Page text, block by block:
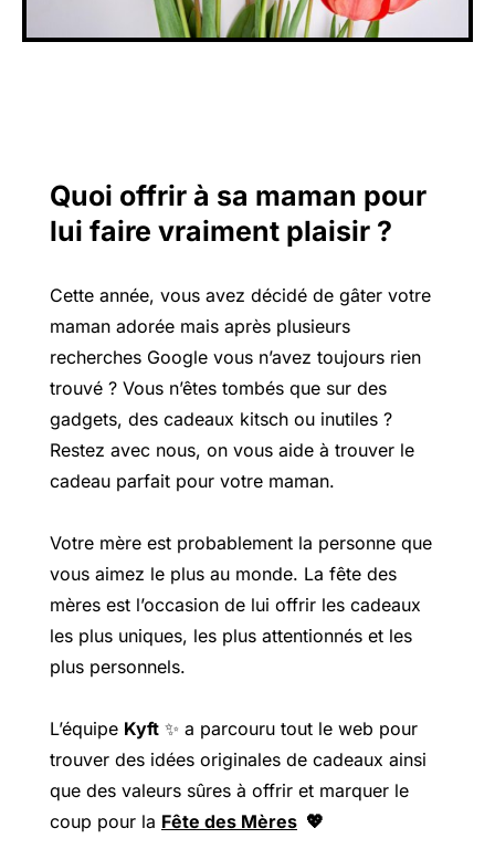
Quoi offrir à sa maman pour
lui faire vraiment plaisir ?
Cette année, vous avez décidé de gâter votre
maman adorée mais après plusieurs
recherches Google vous n’avez toujours rien
trouvé ? Vous n’êtes tombés que sur des
gadgets, des cadeaux kitsch ou inutiles ?
Restez avec nous, on vous aide à trouver le
cadeau parfait pour votre maman.
Votre mère est probablement la personne que
vous aimez le plus au monde. La fête des
mères est l’occasion de lui offrir les cadeaux
les plus uniques, les plus attentionnés et les
plus personnels.
L’équipe Kyft ✨ a parcouru tout le web pour
trouver des idées originales de cadeaux ainsi
que des valeurs sûres à offrir et marquer le
coup pour la Fête des Mères 💖